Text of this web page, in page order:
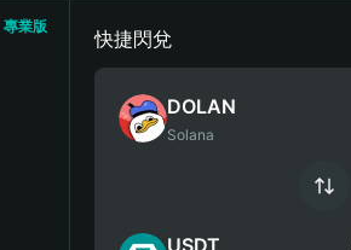
專業版
快捷閃兌
DOLAN
Solana
USDT